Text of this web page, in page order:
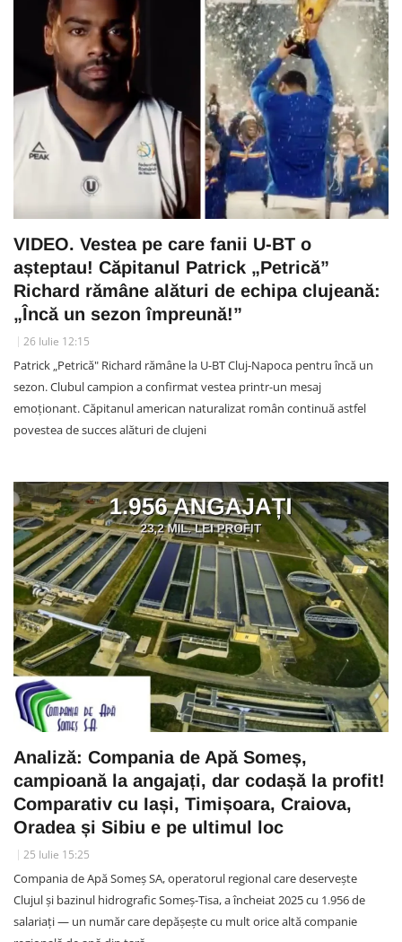
VIDEO. Vestea pe care fanii U-BT o
așteptau! Căpitanul Patrick „Petrică”
Richard rămâne alături de echipa clujeană:
„Încă un sezon împreună!”
26 Iulie 12:15
Patrick „Petrică" Richard rămâne la U-BT Cluj-Napoca pentru încă un
sezon. Clubul campion a confirmat vestea printr-un mesaj
emoționant. Căpitanul american naturalizat român continuă astfel
povestea de succes alături de clujeni
Analiză: Compania de Apă Someș,
campioană la angajați, dar codașă la profit!
Comparativ cu Iași, Timișoara, Craiova,
Oradea și Sibiu e pe ultimul loc
25 Iulie 15:25
Compania de Apă Someș SA, operatorul regional care deservește
Clujul și bazinul hidrografic Someș-Tisa, a încheiat 2025 cu 1.956 de
salariați — un număr care depășește cu mult orice altă companie